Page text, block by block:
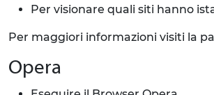
Per visionare quali siti hanno
Per maggiori informazioni visiti la
Opera